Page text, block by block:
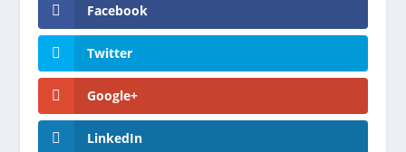
Facebook
Twitter
Google+
LinkedIn